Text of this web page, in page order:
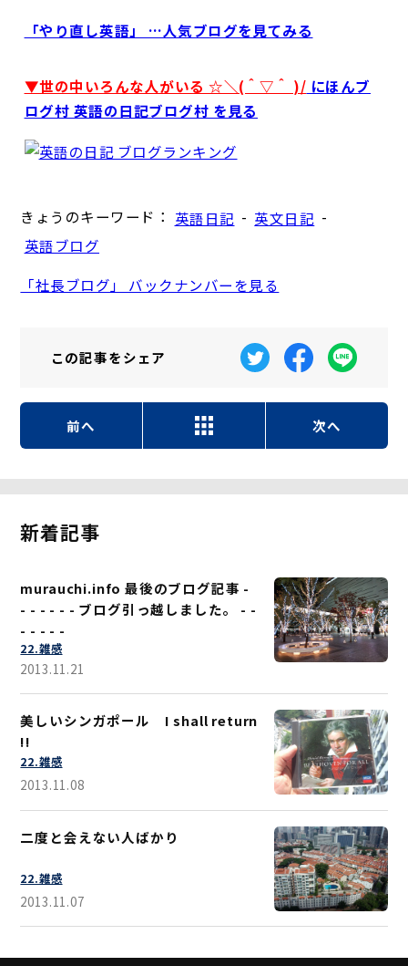
「やり直し英語」 …人気ブログを見てみる
▼世の中いろんな人がいる ☆＼(＾▽＾ )/ にほんブ
ログ村 英語の日記ブログ村 を見る
きょうのキーワード： 英語日記 - 英文日記 -
英語ブログ
「社長ブログ」 バックナンバーを見る
この記事をシェア
前へ 次へ
新着記事
murauchi.info 最後のブログ記事 -
- - - - - - ブログ引っ越しました。 - -
- - - - -
22.雑感
2013.11.21
美しいシンガポール I shall return
!!
22.雑感
2013.11.08
二度と会えない人ばかり
22.雑感
2013.11.07